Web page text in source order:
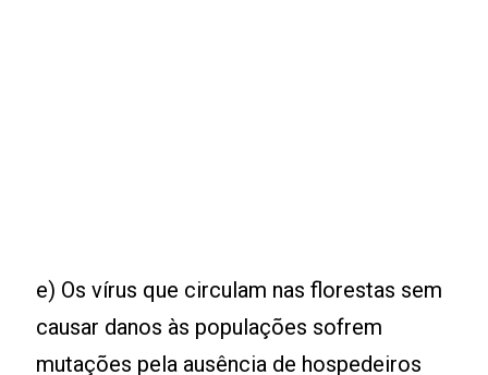
e) Os vírus que circulam nas florestas sem
causar danos às populações sofrem
mutações pela ausência de hospedeiros